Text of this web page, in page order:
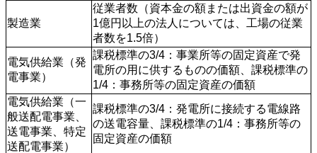
製造業
従業者数（資本金の額または出資金の額が
1億円以上の法人については、工場の従業
者数を1.5倍）
電気供給業（発
電事業）
課税標準の3/4：事業所等の固定資産で発
電所の用に供するものの価額、課税標準の
1/4：事務所等の固定資産の価額
電気供給業（一
般送配電事業、
送電事業、特定
送配電事業）
課税標準の3/4：発電所に接続する電線路
の送電容量、課税標準の1/4：事務所等の
固定資産の価額